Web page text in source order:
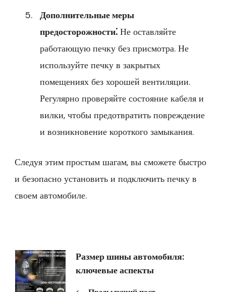
Дополнительные меры
предосторожности⁚ Не оставляйте
работающую печку без присмотра. Не
используйте печку в закрытых
помещениях без хорошей вентиляции.
Регулярно проверяйте состояние кабеля и
вилки, чтобы предотвратить повреждение
и возникновение короткого замыкания.
Следуя этим простым шагам, вы сможете быстро
и безопасно установить и подключить печку в
своем автомобиле.
Навигация
по
Размер шины автомобиля:
ключевые аспекты